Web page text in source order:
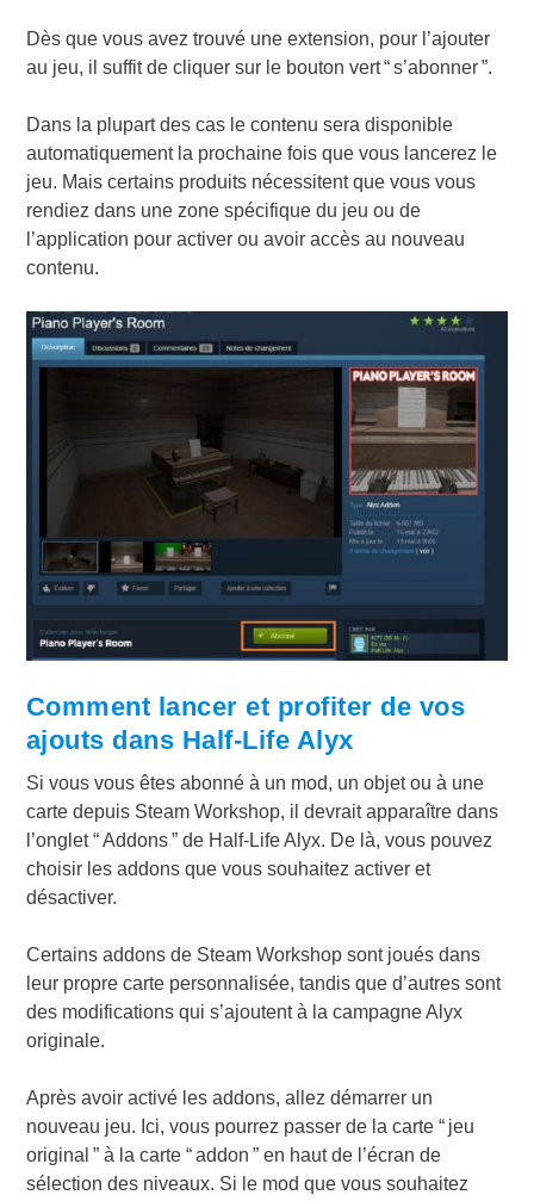
Dès que vous avez trouvé une extension, pour l’ajouter
au jeu, il suffit de cliquer sur le bouton vert “ s’abonner ”.
Dans la plupart des cas le contenu sera disponible
automatiquement la prochaine fois que vous lancerez le
jeu. Mais certains produits nécessitent que vous vous
rendiez dans une zone spécifique du jeu ou de
l’application pour activer ou avoir accès au nouveau
contenu.
Comment lancer et profiter de vos
ajouts dans Half-Life Alyx
Si vous vous êtes abonné à un mod, un objet ou à une
carte depuis Steam Workshop, il devrait apparaître dans
l’onglet “ Addons ” de Half-Life Alyx. De là, vous pouvez
choisir les addons que vous souhaitez activer et
désactiver.
Certains addons de Steam Workshop sont joués dans
leur propre carte personnalisée, tandis que d’autres sont
des modifications qui s’ajoutent à la campagne Alyx
originale.
Après avoir activé les addons, allez démarrer un
nouveau jeu. Ici, vous pourrez passer de la carte “ jeu
original ” à la carte “ addon ” en haut de l’écran de
sélection des niveaux. Si le mod que vous souhaitez